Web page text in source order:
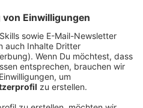
05:22
viele Altparteien erst mal